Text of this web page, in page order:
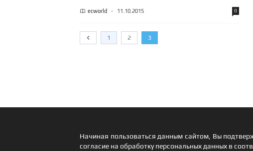
ecworld - 11.10.2015 0
Предыдущий
1 2 3
Начиная пользоваться данным сайтом, Вы
согласие на обработку персональных данных в